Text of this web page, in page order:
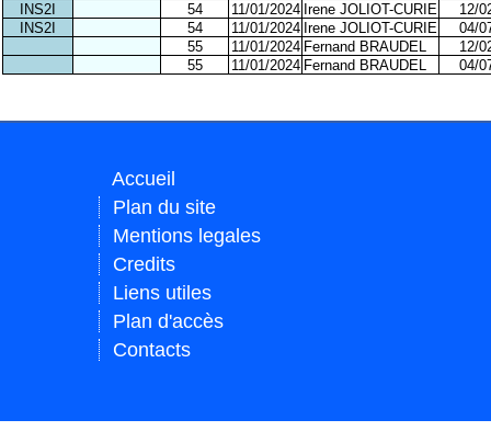
INS2I
54 11/01/2024 Irene JOLIOT-CURIE
12/
INS2I
54 11/01/2024 Irene JOLIOT-CURIE
04/
55
11/01/2024 Fernand BRAUDEL
12/
55
11/01/2024 Fernand BRAUDEL 04/
Accueil
Plan du site
Mentions legales
Credits
Liens utiles
Plan d'accès
Contacts